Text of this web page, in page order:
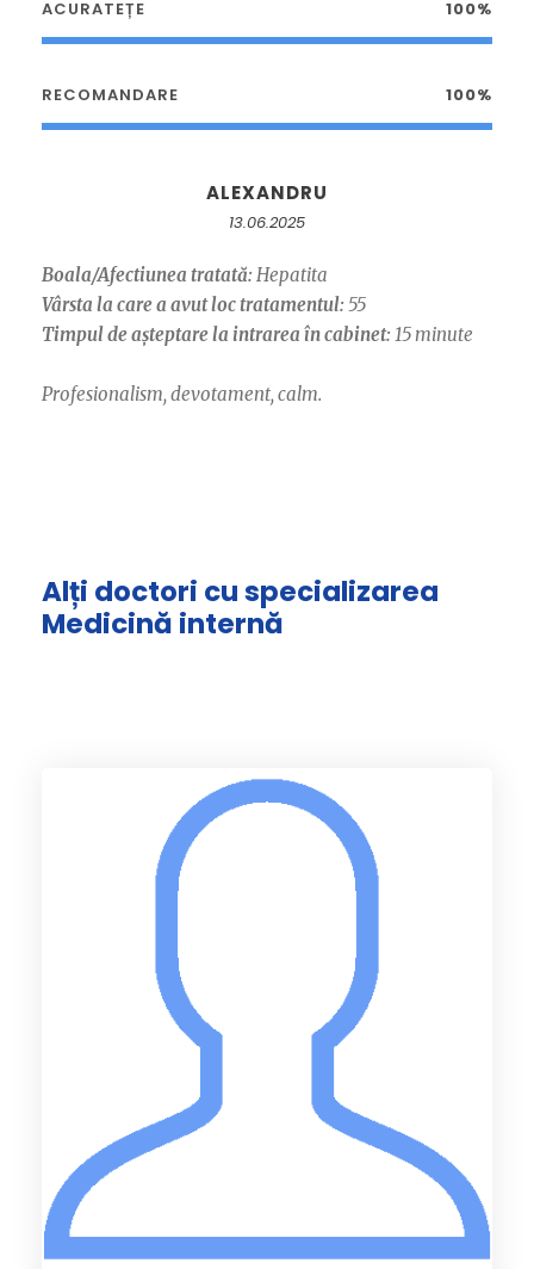
ACURATEȚE 100%
RECOMANDARE 100%
ALEXANDRU
13.06.2025
Boala/Afectiunea tratată: Hepatita
Vârsta la care a avut loc tratamentul: 55
Timpul de așteptare la intrarea în cabinet: 15 minute
Profesionalism, devotament, calm.
Alți doctori cu specializarea
Medicină internă